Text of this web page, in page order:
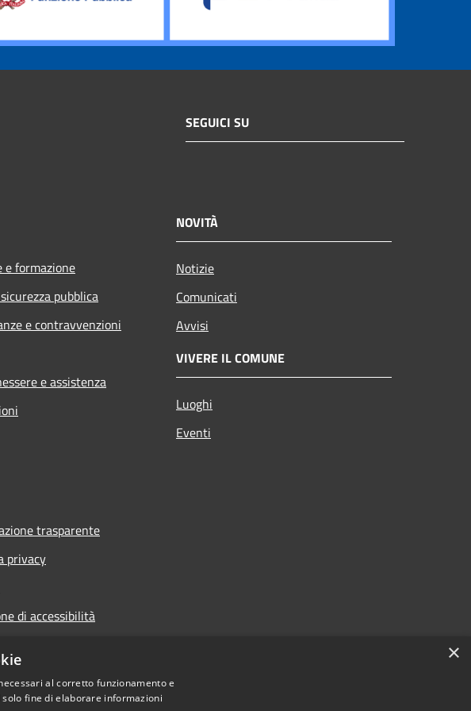
SEGUICI SU
e formazione
pubblica
e contravvenzioni
e assistenza
NOVITÀ
Notizie
Comunicati
Avvisi
VIVERE IL COMUNE
Luoghi
Eventi
trasparente
privacy
di accessibilità
×
al corretto funzionamento e
fine di elaborare informazioni